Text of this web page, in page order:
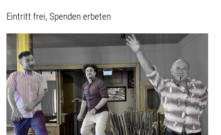
Eintritt frei, Spenden erbeten